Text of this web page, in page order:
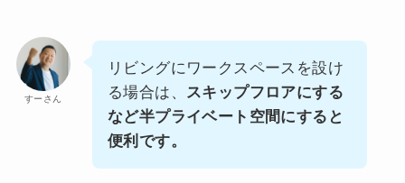
すーさん
リビングにワークスペースを設け
る場合は、
スキップフロアにする
など半プライベート空間にすると
便利です。